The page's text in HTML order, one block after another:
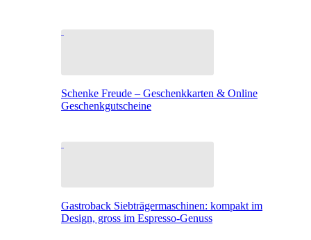
Schenke Freude – Geschenkkarten & Online
Geschenkgutscheine
Gastroback Siebträgermaschinen: kompakt im
Design, gross im Espresso-Genuss